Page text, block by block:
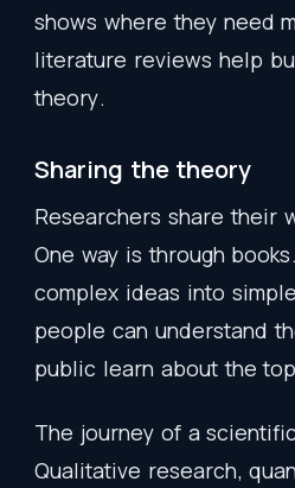
shows where they need
literature reviews help
theory.
Sharing the theory
Researchers share their
One way is through books.
complex ideas into simple
people can understand
public learn about the
The journey of a scientific
Qualitative research,